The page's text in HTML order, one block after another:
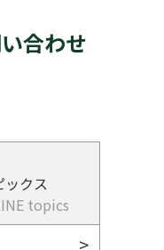
合わせ
ックス
topics